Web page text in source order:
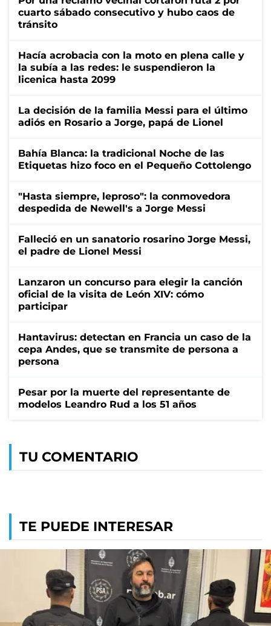
cuarto sábado consecutivo y hubo caos de
tránsito
Hacía acrobacia con la moto en plena calle y
la subía a las redes: le suspendieron la
licenica hasta 2099
La decisión de la familia Messi para el último
adiós en Rosario a Jorge, papá de Lionel
Bahía Blanca: la tradicional Noche de las
Etiquetas hizo foco en el Pequeño Cottolengo
"Hasta siempre, leproso": la conmovedora
despedida de Newell's a Jorge Messi
Falleció en un sanatorio rosarino Jorge Messi,
el padre de Lionel Messi
Lanzaron un concurso para elegir la canción
oficial de la visita de León XIV: cómo
participar
Hantavirus: detectan en Francia un caso de la
cepa Andes, que se transmite de persona a
persona
Pesar por la muerte del representante de
modelos Leandro Rud a los 51 años
TU COMENTARIO
TE PUEDE INTERESAR